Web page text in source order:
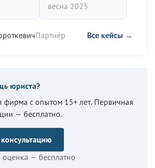
весна 2025
Партнёр Все кейсы →
юриста?
фирма с опытом 15+ лет. Первичная
— бесплатно.
— бесплатно